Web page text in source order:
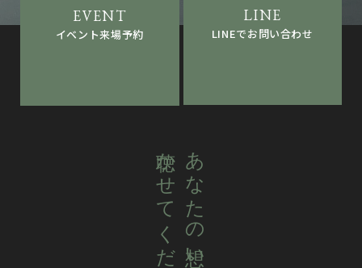
イベント来場予約 LINEでお問い合わせ
あなたの想いを